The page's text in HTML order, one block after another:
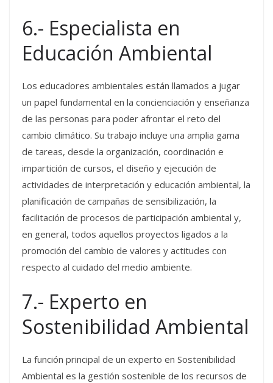
6.- Especialista en
Educación Ambiental
Los educadores ambientales están llamados a jugar
un papel fundamental en la concienciación y enseñanza
de las personas para poder afrontar el reto del
cambio climático. Su trabajo incluye una amplia gama
de tareas, desde la organización, coordinación e
impartición de cursos, el diseño y ejecución de
actividades de interpretación y educación ambiental, la
planificación de campañas de sensibilización, la
facilitación de procesos de participación ambiental y,
en general, todos aquellos proyectos ligados a la
promoción del cambio de valores y actitudes con
respecto al cuidado del medio ambiente.
7.- Experto en
Sostenibilidad Ambiental
La función principal de un experto en Sostenibilidad
Ambiental es la gestión sostenible de los recursos de